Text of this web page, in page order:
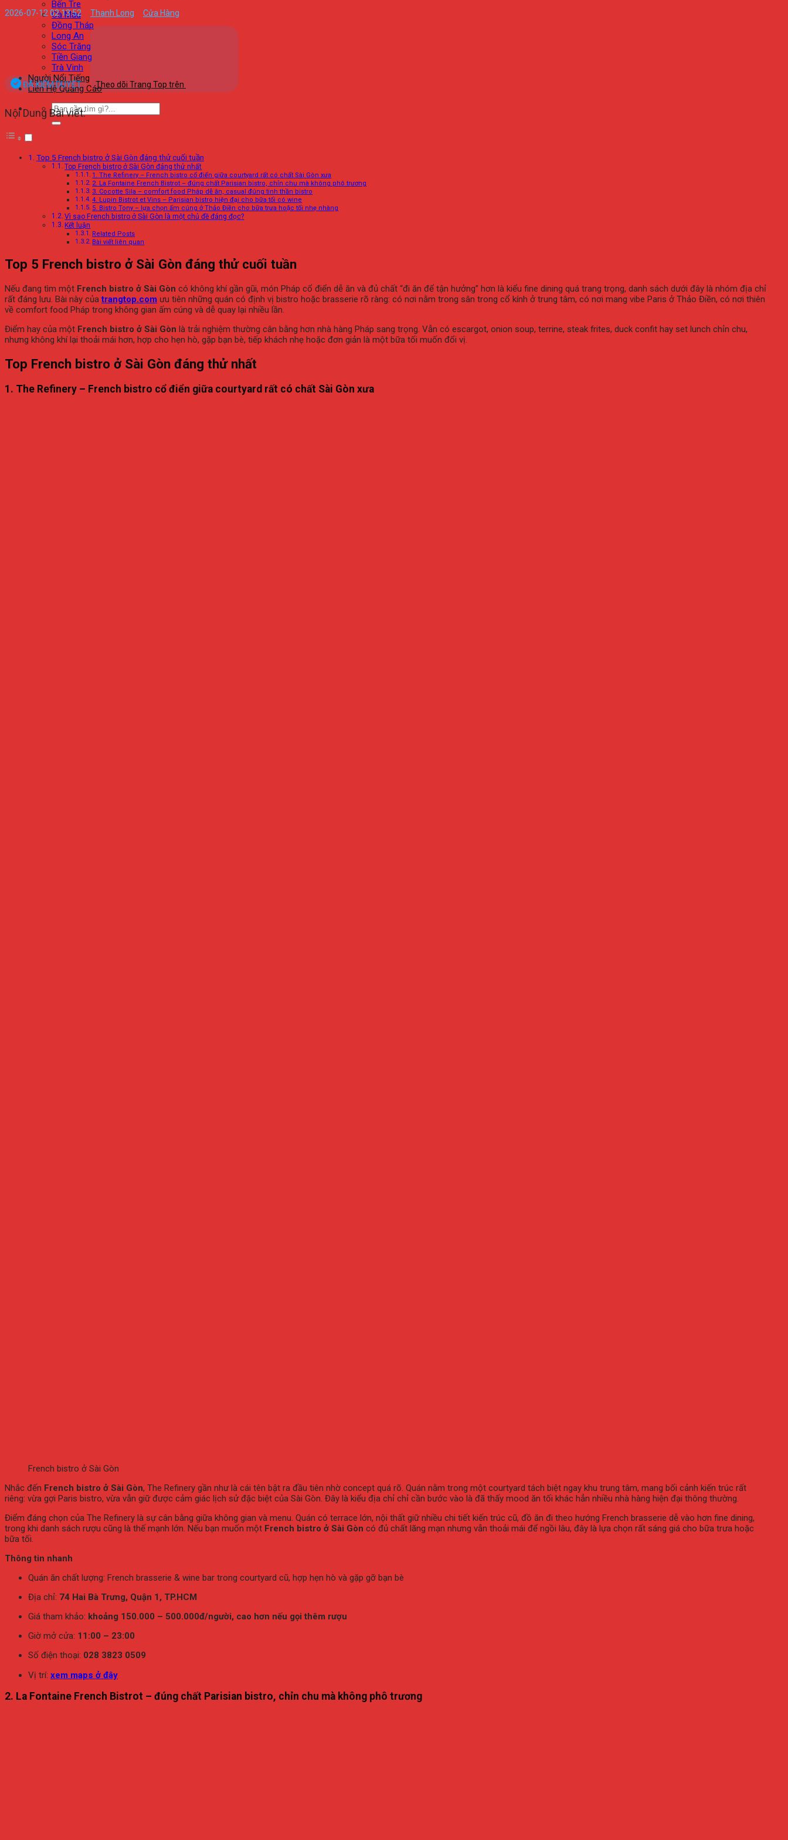
Bến Tre
Cà Mau
Đồng Tháp
Long An
Sóc Trăng
Tiền Giang
Trà Vinh
Người Nổi Tiếng
Liên Hệ Quảng Cáo
2026-07-12 02:13:52
Thanh Long
Cửa Hàng
ĐÃ KIỂM DUYỆT Theo dõi Trang Top trên
Nội Dung Bài viết:
Top 5 French bistro ở Sài Gòn đáng thử cuối tuần
Top French bistro ở Sài Gòn đáng thử nhất
1. The Refinery – French bistro cổ điển giữa courtyard rất có chất Sài Gòn xưa
2. La Fontaine French Bistrot – đúng chất Parisian bistro, chỉn chu mà không phô trương
3. Cocotte Sila – comfort food Pháp dễ ăn, casual đúng tinh thần bistro
4. Lupin Bistrot et Vins – Parisian bistro hiện đại cho bữa tối có wine
5. Bistro Tony – lựa chọn ấm cúng ở Thảo Điền cho bữa trưa hoặc tối nhẹ nhàng
Vì sao French bistro ở Sài Gòn là một chủ đề đáng đọc?
Kết luận
Related Posts
Bài viết liên quan
Top 5 French bistro ở Sài Gòn đáng thử cuối tuần
Nếu đang tìm một French bistro ở Sài Gòn có không khígần gũi, món Pháp cổ điển dễ ăn và đủ chất “đi ăn để tận hưởng” hơn là kiểu fine dining quá trang trọng, danh sách dưới đây là nhóm địa chỉ
rất đáng lưu. Bài này củatrangtop.com ưu tiên những quán có định vị bistro hoặc brasserie rõ ràng: có nơi nằm trong sân trong cổ kính ở trung tâm, có nơi mang vibe Paris ở Thảo Điền, có nơi thiên
về comfort food Pháp trong không gian ấm cúng và dễ quay lại nhiều lần.
Điểm hay của một French bistro ở Sài Gòn là trải nghiệm thường cân bằng hơn nhà hàng Pháp sang trọng. Vẫn có escargot, onion soup, terrine, steak frites, duck confit hay set lunch chỉn chu,
nhưng không khílại thoải mái hơn, hợp cho hẹn hò, gặp bạn bè, tiếp khách nhẹ hoặc đơn giản là một bữa tối muốn đổi vị.
Top French bistro ở Sài Gòn đáng thử nhất
1. The Refinery – French bistro cổ điển giữa courtyard rất có chất Sài Gòn xưa
French bistro ở Sài Gòn
Nhắc đến French bistro ở Sài Gòn, The Refinery gần nhưlà cái tên bật ra đầu tiên nhờ concept quá rõ. Quán nằm trong một courtyard tách biệt ngay khu trung tâm, mang bối cảnh kiến trúc rất
riêng: vừa gợi Paris bistro, vừa vẫn giữđược cảm giác lịch sửđặc biệt của Sài Gòn. Đây là kiểu địa chỉ chỉ cần bước vào là đã thấy mood ăn tối khác hẳn nhiều nhà hàng hiện đại thông thường.
Điểm đáng chọn của The Refinery là sựcân bằng giữa không gian và menu. Quán có terrace lớn, nội thất giữnhiều chi tiết kiến trúc cũ, đồ ăn đi theo hướng French brasserie dễ vào hơn fine dining,
trong khi danh sách rượu cũng là thếmạnh lớn. Nếu bạn muốn một French bistro ở Sài Gòn có đủ chất lãng mạn nhưng vẫn thoải mái để ngồi lâu, đây là lựa chọn rất sáng giá cho bữa trưa hoặc
bữa tối.
Thôngtin nhanh
Quán ăn chất lượng: French brasserie & wine bar trong courtyard cũ, hợp hẹn hò và gặp gỡ bạn bè
Địa chỉ: 74 Hai Bà Trưng, Quận 1, TP. HCM
Giá tham khảo: khoảng 150.000 – 500.000đ/người, cao hơn nếu gọithêm rượu
Giờ mở cửa: 11:00 – 23:00
Số điện thoại: 028 3823 0509
Vị trí: xem maps ở đây
2. La Fontaine French Bistrot – đúng chất Parisian bistro, chỉn chu mà không phô trương